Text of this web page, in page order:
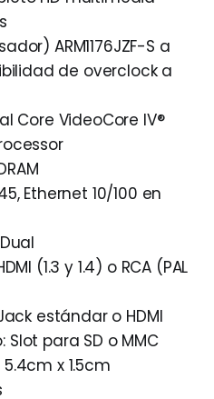
ARM1176JZF-S a
de overclock a
Core VideoCore IV®
Ethernet 10/100 en
(1.3 y 1.4) o RCA (PAL
estándar o HDMI
para SD o MMC
x 1.5cm